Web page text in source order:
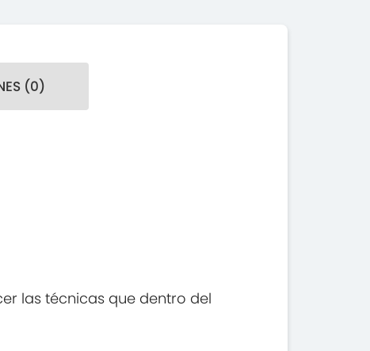
(0)
las técnicas que dentro del